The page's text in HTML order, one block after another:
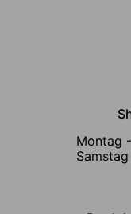
Montag
Samstag